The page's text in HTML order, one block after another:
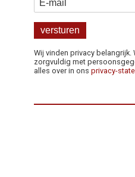
Wij vinden privacy belangrijk.
zorgvuldig met
alles over in ons privacy-